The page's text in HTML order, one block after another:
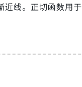
线。正切函数用于